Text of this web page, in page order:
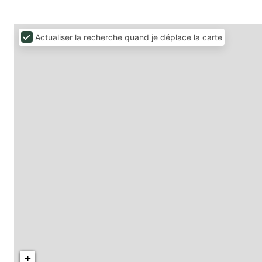
+
Actualiser la recherche quand je déplace la carte